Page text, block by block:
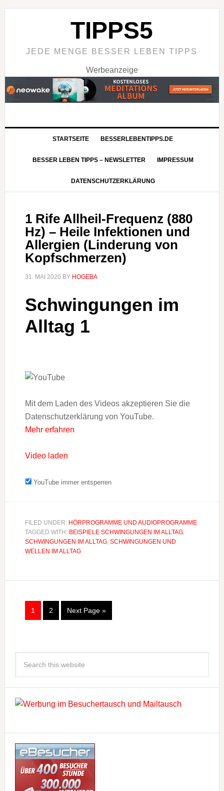
TIPPS5
JEDE MENGE BESSER LEBEN TIPPS
Werbeanzeige
STARTSEITE BESSERLEBENTIPPS.DE
BESSER LEBEN TIPPS – NEWSLETTER IMPRESSUM
DATENSCHUTZERKLÄRUNG
1 Rife Allheil-Frequenz (880
Hz) – Heile Infektionen und
Allergien (Linderung von
Kopfschmerzen)
31. MAI 2020 BY HOGEBA
Schwingungen im
Alltag 1
Mit dem Laden des Videos akzeptieren Sie die
Datenschutzerklärung von YouTube.
Mehr erfahren
Video laden
YouTube immer entsperren
FILED UNDER: HÖRPROGRAMME UND AUDIOPROGRAMME
TAGGED WITH: BEISPIELE SCHWINGUNGEN IM ALLTAG,
SCHWINGUNGEN IM ALLTAG, SCHWINGUNGEN UND
WELLEN IM ALLTAG
1 2 Next Page »